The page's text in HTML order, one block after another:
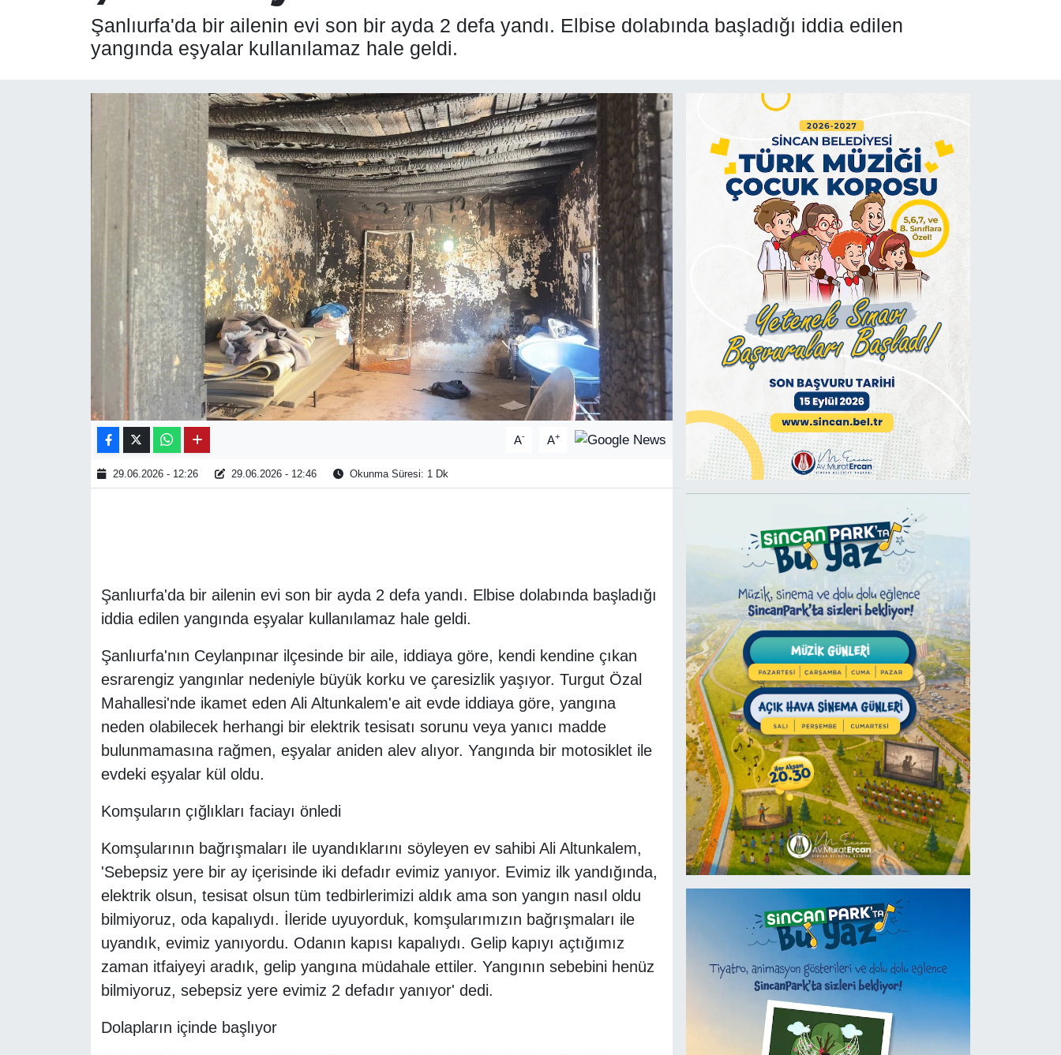
Şanlıurfa'da bir ailenin evi son bir ayda 2 defa yandı. Elbise dolabında başladığı iddia edilen
yangında eşyalar kullanılamaz hale geldi.
A- A+
29.06.2026 - 12:26 29.06.2026 - 12:46 Okunma Süresi: 1 Dk
Şanlıurfa'da bir ailenin evi son bir ayda 2 defa yandı. Elbise dolabında başladığı
iddia edilen yangında eşyalar kullanılamaz hale geldi.
Şanlıurfa'nın Ceylanpınar ilçesinde bir aile, iddiaya göre, kendi kendine çıkan
esrarengiz yangınlar nedeniyle büyük korku ve çaresizlik yaşıyor. Turgut Özal
Mahallesi'nde ikamet eden Ali Altunkalem'e ait evde iddiaya göre, yangına
neden olabilecek herhangi bir elektrik tesisatı sorunu veya yanıcı madde
bulunmamasına rağmen, eşyalar aniden alev alıyor. Yangında bir motosiklet ile
evdeki eşyalar kül oldu.
Komşuların çığlıkları faciayı önledi
Komşularının bağrışmaları ile uyandıklarını söyleyen ev sahibi Ali Altunkalem,
'Sebepsiz yere bir ay içerisinde iki defadır evimiz yanıyor. Evimiz ilk yandığında,
elektrik olsun, tesisat olsun tüm tedbirlerimizi aldık ama son yangın nasıl oldu
bilmiyoruz, oda kapalıydı. İleride uyuyorduk, komşularımızın bağrışmaları ile
uyandık, evimiz yanıyordu. Odanın kapısı kapalıydı. Gelip kapıyı açtığımız
zaman itfaiyeyi aradık, gelip yangına müdahale ettiler. Yangının sebebini henüz
bilmiyoruz, sebepsiz yere evimiz 2 defadır yanıyor' dedi.
Dolapların içinde başlıyor
YAŞAM
BİLİM - TEKNOLOJİ
KÜLTÜR SANAT